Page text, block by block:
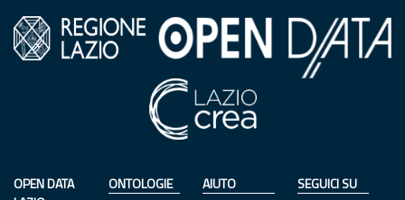
OPEN DATA
ONTOLOGIE AIUTO SEGUICI SU